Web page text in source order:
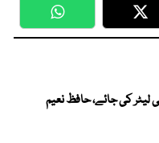
WhatsApp
228 روپے فی لیٹر کی جائے، حافظ نعیم